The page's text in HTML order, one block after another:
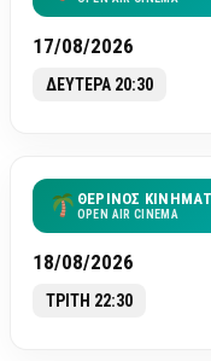
17/08/2026
ΔΕΥΤΕΡΑ 20:30
ΘΕΡΙΝΟΣ
OPEN AIR CINEMA
18/08/2026
ΤΡΙΤΗ 22:30